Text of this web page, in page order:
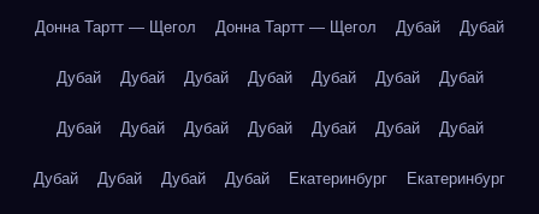
Донна Тартт — Щегол Донна Тартт — Щегол Дубай Дубай
Дубай Дубай Дубай Дубай Дубай Дубай Дубай
Дубай Дубай Дубай Дубай Дубай Дубай Дубай
Дубай Дубай Дубай Дубай Екатеринбург Екатеринбург